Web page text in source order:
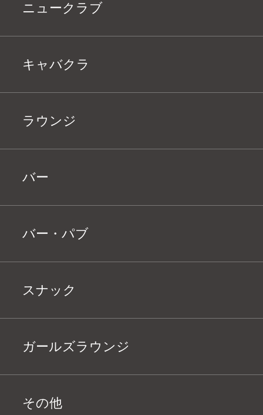
ニュークラブ
キャバクラ
ラウンジ
バー
バー・パブ
スナック
ガールズラウンジ
その他